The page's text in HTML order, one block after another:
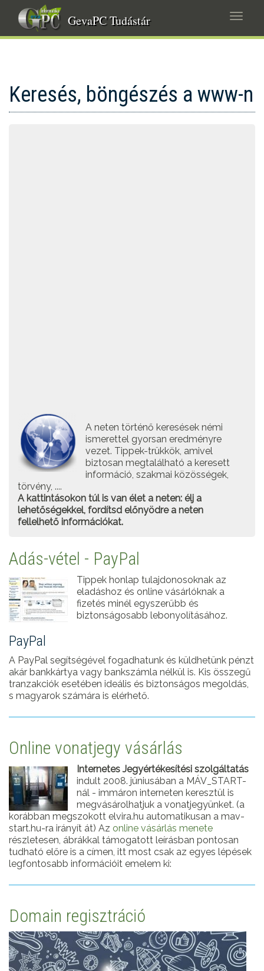
tartalomra
GevaPC Tudástár
Keresés, böngészés a www-n
A neten történő keresések némi
ismerettel gyorsan eredményre
vezet. Tippek-trükkök, amivel
biztosan megtalálható a keresett
információ, szakmai közösségek,
törvény, ....
A kattintásokon túl is van élet a neten: élj a
lehetőségekkel, fordítsd előnyödre a neten
fellelhető információkat.
Adás-vétel - PayPal
Tippek honlap tulajdonosoknak az
eladáshoz és online vásárlóknak a
fizetés minél egyszerűbb és
biztonságosabb lebonyolításához.
PayPal
A PayPal segítségével fogadhatunk és küldhetünk pénzt
akár bankkártya vagy bankszámla nélkül is. Kis összegű
tranzakciók esetében ideális és biztonságos megoldás,
s magyarok számára is elérhető.
Online vonatjegy vásárlás
Internetes Jegyértékesítési szolgáltatás
indult 2008. júniusában a MÁV_START-
nál - immáron interneten keresztül is
megvásárolhatjuk a vonatjegyünket. (a
korábban megszokott elvira.hu automatikusan a mav-
start.hu-ra irányít át) Az online vásárlás menete
részletesen, ábrákkal támogatott leírásban pontosan
tudható előre is a címen, itt most csak az egyes lépések
legfontosabb információit emelem ki:
Domain regisztráció